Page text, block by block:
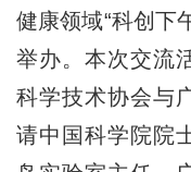
健康领域“科创下
举办。本次交流
科学技术协会与
请中国科学院院